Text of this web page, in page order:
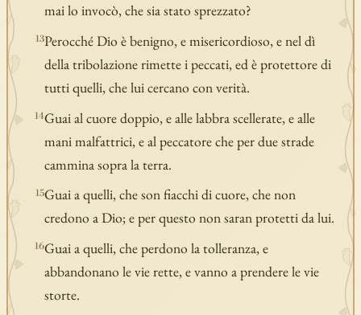
mai lo invocò, che sia stato sprezzato?
13Perocché Dio è benigno, e misericordioso, e nel dì
della tribolazione rimette i peccati, ed è protettore di
tutti quelli, che lui cercano con verità.
14Guai al cuore doppio, e alle labbra scellerate, e alle
mani malfattrici, e al peccatore che per due strade
cammina sopra la terra.
15Guai a quelli, che son fiacchi di cuore, che non
credono a Dio; e per questo non saran protetti da lui.
16Guai a quelli, che perdono la tolleranza, e
abbandonano le vie rette, e vanno a prendere le vie
storte.